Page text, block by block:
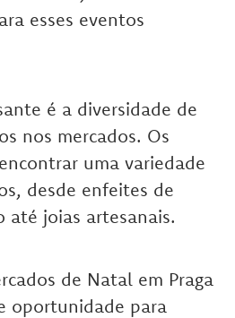
esses eventos
é a diversidade de
nos mercados. Os
uma variedade
desde enfeites de
até joias artesanais.
de Natal em Praga
oportunidade para